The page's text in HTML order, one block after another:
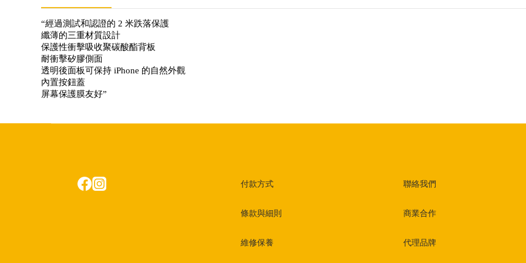
“經過測試和認證的 2 米跌落保護
纖薄的三重材質設計
保護性衝擊吸收聚碳酸酯背板
耐衝擊矽膠側面
透明後面板可保持 iPhone 的自然外觀
內置按鈕蓋
屏幕保護膜友好”
付款方式
條款與細則
維修保養
聯絡我們
商業合作
代理品牌